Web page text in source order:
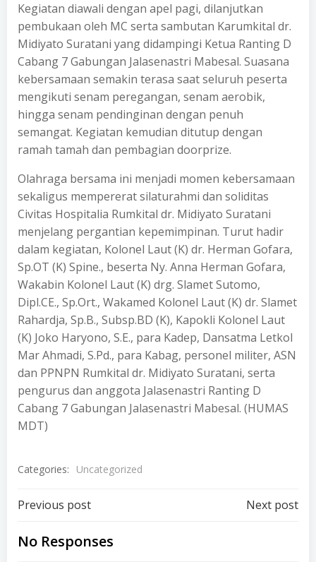
Kegiatan diawali dengan apel pagi, dilanjutkan
pembukaan oleh MC serta sambutan Karumkital dr.
Midiyato Suratani yang didampingi Ketua Ranting D
Cabang 7 Gabungan Jalasenastri Mabesal. Suasana
kebersamaan semakin terasa saat seluruh peserta
mengikuti senam peregangan, senam aerobik,
hingga senam pendinginan dengan penuh
semangat. Kegiatan kemudian ditutup dengan
ramah tamah dan pembagian doorprize.
Olahraga bersama ini menjadi momen kebersamaan
sekaligus mempererat silaturahmi dan soliditas
Civitas Hospitalia Rumkital dr. Midiyato Suratani
menjelang pergantian kepemimpinan. Turut hadir
dalam kegiatan, Kolonel Laut (K) dr. Herman Gofara,
Sp.OT (K) Spine., beserta Ny. Anna Herman Gofara,
Wakabin Kolonel Laut (K) drg. Slamet Sutomo,
Dipl.CE., Sp.Ort., Wakamed Kolonel Laut (K) dr. Slamet
Rahardja, Sp.B., Subsp.BD (K), Kapokli Kolonel Laut
(K) Joko Haryono, S.E., para Kadep, Dansatma Letkol
Mar Ahmadi, S.Pd., para Kabag, personel militer, ASN
dan PPNPN Rumkital dr. Midiyato Suratani, serta
pengurus dan anggota Jalasenastri Ranting D
Cabang 7 Gabungan Jalasenastri Mabesal. (HUMAS
MDT)
Categories: Uncategorized
Post
navigation
Previous post Next post
No Responses